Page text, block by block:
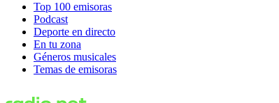
Top 100 emisoras
Podcast
Deporte en directo
En tu zona
Géneros musicales
Temas de emisoras